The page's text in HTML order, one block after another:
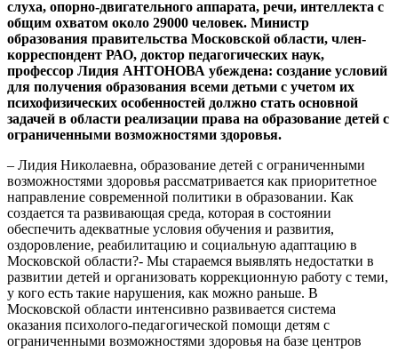
слуха, опорно-двигательного аппарата, речи, интеллекта с
общим охватом около 29000 человек. Министр
образования правительства Московской области, член-
корреспондент РАО, доктор педагогических наук,
профессор Лидия АНТОНОВА убеждена: создание условий
для получения образования всеми детьми с учетом их
психофизических особенностей должно стать основной
задачей в области реализации права на образование детей с
ограниченными возможностями здоровья.
– Лидия Николаевна, образование детей с ограниченными возможностями здоровья рассматривается как приоритетное направление современной политики в образовании. Как создается та развивающая среда, которая в состоянии обеспечить адекватные условия обучения и развития, оздоровление, реабилитацию и социальную адаптацию в Московской области?- Мы стараемся выявлять недостатки в развитии детей и организовать коррекционную работу с теми, у кого есть такие нарушения, как можно раньше. В Московской области интенсивно развивается система оказания психолого-педагогической помощи детям с ограниченными возможностями здоровья на базе центров психолого-медико-социального сопровождения, открываются специальные классы с целью оказания помощи детям со сложными нарушениями. Составляются индивидуальные программы психолого-педагогического сопровождения детей со сложной структурой дефекта. На базе коррекционных образовательных учреждений открываются классы для данной категории детей с учетом индивидуального подхода.В 2009-2010 учебном году под руководством специалистов Центра психолого-медико-социального сопровождения Московской области работали областные методические объединения для учителей-дефектологов, психологов, логопедов специальных (коррекционных) образовательных учреждений I-VIII видов, на которых рассматривались вопросы дифференцированного индивидуального обучения детей с ограниченными возможностями здоровья.Создан банк данных педагогов-психологов центров психолого-медико-социального сопровождения и специальных (коррекционных) образовательных учреждений, участвующих в процессе сопровождения ребенка с ограниченными возможностями здоровья, в построении его индивидуального образовательного маршрута.Центр психолого-медико-социального сопровождения Московской области систематически проводит областные семинары. Надо отметить, что в Московской области имеется положительный опыт взаимодействия специальных (коррекционных) образовательных учреждений со специализированными домами-интернатами. Центр психолого-медико-социального сопровождения Московской области взаимодействует с Институтом коррекционной педагогики Российской академии образования, Московским областным социально-гуманитарным институтом в Коломне по совершенствованию системы психолого-педагогического и медико-социального сопровождения.Изучение накопленного педагогического опыта и научных разработок позволило обобщить методические материалы по обследованию детей, имеющих сложные нарушения развития. Систематизированный материал направлен в специальные (коррекционные) образовательные учреждения Московской области. – Какие виды образовательной инклюзии (интеграции) детей с ограниченными возможностями, в том числе детей-инвалидов, есть в Подмосковье?- Министерство образования Московской области рассматривает организацию обучения детей-инвалидов в структуре непрерывного образовательного пространства – от дошкольных до профессиональных образовательных учреждений.Так, успешно осуществляется интеграция детей с нарушениями слуха, получивших дошкольную подготовку в Коломенском детском саду компенсирующего вида, в общеобразовательные школы. Дети, обучаясь в массовых общеобразовательных школах, получают консультативную помощь сурдопедагогов дошкольных образовательных учреждений.Инклюзивное образование в общеобразовательных учреждениях получают дети, имеющие проблемы со зрением, слухом, с нарушениями опорно-двигательного аппарата. В дошкольных образовательных учреждениях есть группы для детей со сложной структурой дефекта. Это и аутизм, и задержка психического развития, и нарушения опорно-двигательного аппарата.Максимального успеха при вовлечении детей с ограниченными возможностями в образовательный процесс, активного участия их в жизни школы можно достичь только при сочетании всех видов помощи: медицинской, социальной, профессиональной. Такой объем услуг можно получить в специальных реабилитационных учреждениях.Наиболее распространенной формой обучения детей-инвалидов является обучение на дому. В настоящее время стоит задача полноценного обучения детей-инвалидов, предоставления им возможности для непрерывного образования.- Знаю, Московская область активно использует возможности дистанционного обучения.- Да, мы разработали концепцию развития дистанционного образования детей-инвалидов, она основана на Конституции Российской Федерации, федеральных законах «Об образовании», «О социальной защите инвалидов в Российской Федерации», Концепции модернизации российского образования на период до 2020 года и других нормативных правовых актах Правительства Российской Федерации, Министерства образования и науки Российской Федерации, правительства Московской области. Концепция нацелена на создание в Московской области целостной системы организации дистанционного образования детей-инвалидов, обеспечение максимального доступа детей данной категории к образовательным и информационным ресурсам. Она способна помочь ребятам получить качественное образование, расширить возможности их последующей профессиональной занятости и соответственно их успешной социализации.Мы активно внедряем новые технологии в процесс обучения детей с ограниченными возможностями здоровья (информация о таком проекте размещена на сайте Министерства образования Московской области). Нами определены пилотные территории и базовые школы по внедрению дистанционного образования детей-инвалидов на 2009 и 2010 годы. Появился Центр дистанционного образования детей-инвалидов как структурное подразделение Педагогической академии последипломного образования. Мы оснастили рабочие места учителей-предметников и детей-инвалидов (по месту их проживания) специальным компьютерным, телекоммуникационным, учебным оборудованием и программным обеспечением и установили высокоскоростной доступ в Интернет.Целевую группу проекта составляют дети-инвалиды, обучающиеся на дому по образовательным программам начального общего, основного общего и среднего (полного) общего образования, которые могут обучаться с использованием дистанционных образовательных технологий, в том числе не имеют медицинских противопоказаний для работы с компьютером. В школах надомного обучения «Надежда» и «Гармония» Одинцовского района дистанционные формы обучения с использованием современных информационно-коммуникационных технологий используются давно. За 10 лет их работы там учились больше 250 человек. Сейчас там учатся около 200 ребят.- С 2008 года в Министерстве образования Московской области работает Совет специальных (коррекционных) образовательных учреждений. Чем обусловлено его существование?- Совет оказывает помощь Министерству образования Московской области, руководителям муниципальных органов управления образованием, руководителям спецшкол в совершенствовании сети коррекционных учреждений, содействии в повышении степени их комфортности.В совет входят сотрудники Министерства образования Московской области, государственных и муниципальных специальных (коррекционных) образовательных учреждений, представители общественных и научных организаций. Благодаря ему удается привлечь средства спонсоров, благотворителей для оказания помощи детям. Так, в 2009-2010 учебном году за счет средств благотворительного фонда «Абсолют-Помощь» были приобретены современные импортные слуховые аппараты для 37 слабослышащих и глухих детей, в 28 образовательных учреждениях для воспитанников коррекционных школ-интернатов и детских садов приобретена мебель, оказана помощь в проведении ремонтных работ и благоустройстве территории учреждений. За счет средств фонда 225 воспитанников с отклонениями в развитии из специальных (коррекционных) школ-интернатов оздоровились и получили санаторно-курортное лечение в Евпатории. Постоянно проводятся благотворительные акции для образовательных учреждений и воспитанников школ и школ-интернатов. За период с 2002 по 2010 год фонд перечислил на благотворительные нужды в образовательные учреждения области более 51 миллиона рублей.Кроме того, ежегодно Министерством образования совместно с благотворительным фондом «Абсолют-Помощь» проводятся областные конкурсы «Лучший по профессии» и смотр-конкурс художественной самодеятельности среди ребят из коррекционных школ I-VIII видов.Важно, чтобы выпускники таких школ смогли адаптироваться в жизни вне их учебного заведения. Особое значение придается подготовке выпускников к трудовой деятельности. Эта задача решается путем воспитания у ребят общей готовности к труду и получения ими профессионально-трудовых навыков по определенной специальности.- А как осуществляется профессиональная подготовка учеников коррекционных школ вообще?- Первый вариант – организация профессиональной подготовки выпускников специальных школ на базе учреждения профессионального образования при условии заключения договора коррекционного учреждения и ПУ. Квалификационное свидетельство выдает училище.Вторым вариантом предлагается организация профессиональной подготовки выпускников на базе коррекционных школ с получением лицензии на данный вид деятельности. Тогда квалификационное свидетельство выдает коррекционное учреждение.Третьим вариантом может быть соглашение адаптивной среды для детей с нарушениями в развитии в учреждениях начального, среднего и высшего профессионального образования.Итог этой работы – более 400 выпускников спецшкол ежегодно продолжают обучение в учреждениях начального, среднего, высшего профессионального образования.Важный аспект: на решение вопросов социальной адаптации выпускников социальных (коррекционных) учреждений направлена организация деятельности подсобных хозяйств и пришкольных участков. Подсобные хозяйства практически служат производственной базой профессиональной подготовки выпускников. Мы тщательно пересматриваем существующие профили трудового обучения, учитывая социально-экономические условия и местные потребности в кадрах, специалисты разрабатывают новые методики обучения, используя возможности дистанционного обучения по различным уровням общего и профессионального образования для ребят с различными видами аномалий.Обучение и воспитание дет